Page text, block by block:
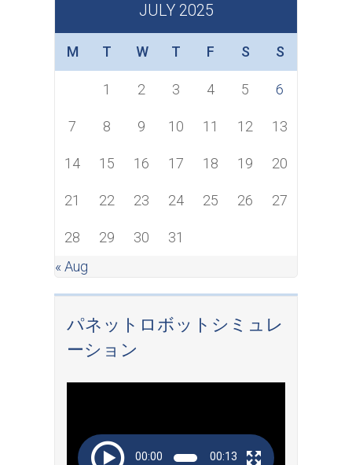
JULY 2025
M T W T F S S
1 2 3 4 5 6
7 8 9 10 11 12 13
14 15 16 17 18 19 20
21 22 23 24 25 26 27
28 29 30
31
« Aug
パネットロボットシミュレ
ーション
00:00 00:13